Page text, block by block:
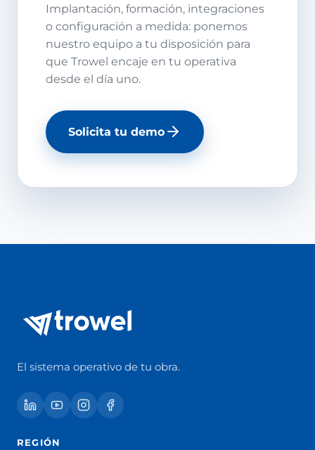
Implantación, formación, integraciones
o configuración a medida: ponemos
nuestro equipo a tu disposición para
que Trowel encaje en tu operativa
desde el día uno.
Solicita tu demo
El sistema operativo de tu obra.
REGIÓN